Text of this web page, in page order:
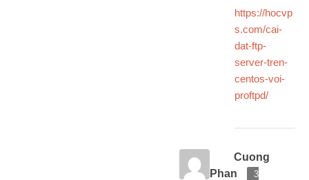
https://hocvp
s.com/cai-
dat-ftp-
server-tren-
centos-voi-
proftpd/
Cuong
Phan
3